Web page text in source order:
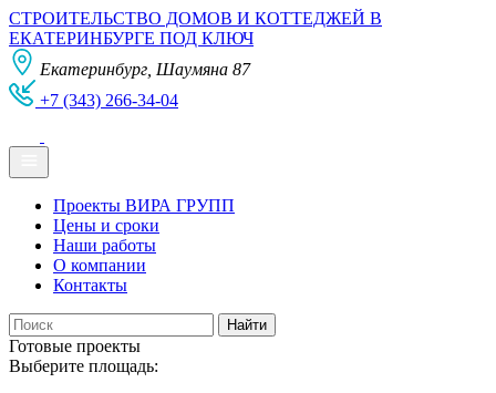
СТРОИТЕЛЬСТВО ДОМОВ И КОТТЕДЖЕЙ В
ЕКАТЕРИНБУРГЕ ПОД КЛЮЧ
Екатеринбург, Шаумяна 87
+7 (343) 266-34-04
Проекты ВИРА ГРУПП
Цены и сроки
Наши работы
О компании
Контакты
Готовые проекты
Выберите площадь: